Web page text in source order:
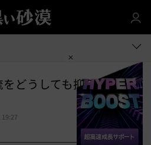
どうしても抑えたい方